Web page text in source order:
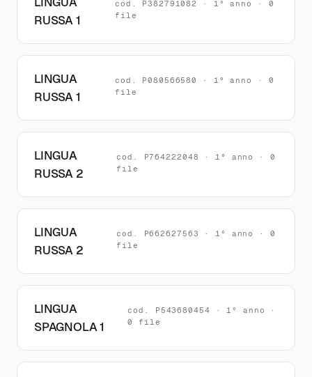
RUSSA 1
cod. P382791082 · 1° anno · 0
file
LINGUA
RUSSA 1
cod. P080566580 · 1° anno · 0
file
LINGUA
RUSSA 2
cod. P764222048 · 1° anno · 0
file
LINGUA
RUSSA 2
cod. P662627563 · 1° anno · 0
file
LINGUA
SPAGNOLA 1
cod. P543680454 · 1° anno ·
0 file